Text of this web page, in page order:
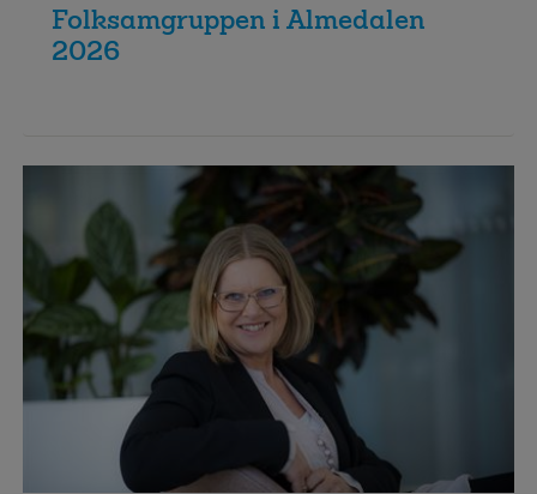
Folksamgruppen i Almedalen
2026